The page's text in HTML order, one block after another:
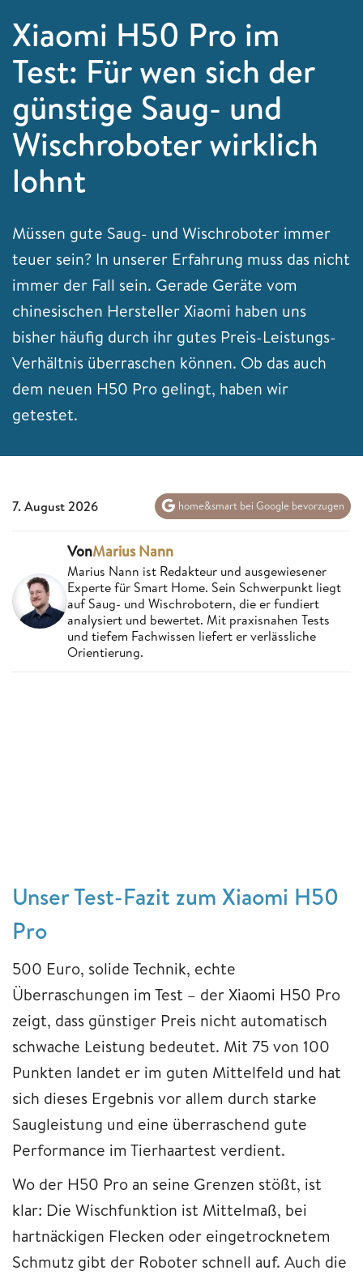
Xiaomi H50 Pro im
Test: Für wen sich der
günstige Saug- und
Wischroboter wirklich
lohnt
Müssen gute Saug- und Wischroboter immer
teuer sein? In unserer Erfahrung muss das nicht
immer der Fall sein. Gerade Geräte vom
chinesischen Hersteller Xiaomi haben uns
bisher häufig durch ihr gutes Preis-Leistungs-
Verhältnis überraschen können. Ob das auch
dem neuen H50 Pro gelingt, haben wir
getestet.
7. August 2026 home&smart bei Google bevorzugen
VonMarius Nann
Marius Nann ist Redakteur und ausgewiesener
Experte für Smart Home. Sein Schwerpunkt liegt
auf Saug- und Wischrobotern, die er fundiert
analysiert und bewertet. Mit praxisnahen Tests
und tiefem Fachwissen liefert er verlässliche
Orientierung.
Unser Test-Fazit zum Xiaomi H50
Pro
500 Euro, solide Technik, echte
Überraschungen im Test – der Xiaomi H50 Pro
zeigt, dass günstiger Preis nicht automatisch
schwache Leistung bedeutet. Mit 75 von 100
Punkten landet er im guten Mittelfeld und hat
sich dieses Ergebnis vor allem durch starke
Saugleistung und eine überraschend gute
Performance im Tierhaartest verdient.
Wo der H50 Pro an seine Grenzen stößt, ist
klar: Die Wischfunktion ist Mittelmaß, bei
hartnäckigen Flecken oder eingetrocknetem
Schmutz gibt der Roboter schnell auf. Auch die